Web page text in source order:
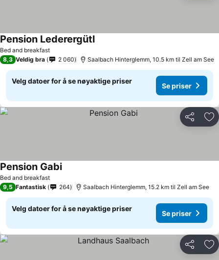
Bed and breakfast
Pension Lederergütl
8,3 Veldig bra 2 060 Saalbach Hinterglemm, 10.5 km til Zell am See
Velg datoer for å se nøyaktige priser
Se priser
Del
Bed and breakfast
Pension Gabi
9,5 Fantastisk 264 Saalbach Hinterglemm, 15.2 km til Zell am See
Velg datoer for å se nøyaktige priser
Se priser
Del